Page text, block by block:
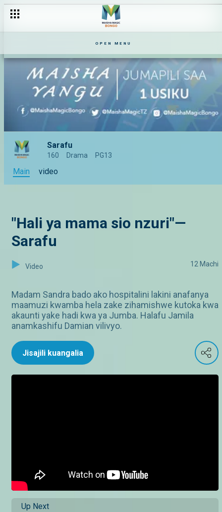
OPEN MENU
Sarafu
160 Drama PG13
Main video
"Hali ya mama sio nzuri"—
Sarafu
Video 12 Machi
Madam Sandra bado ako hospitalini lakini anafanya
maamuzi kwamba hela zake zihamishwe kutoka kwa
akaunti yake hadi kwa ya Jumba. Halafu Jamila
anamkashifu Damian vilivyo.
Jisajili kuangalia
Up Next